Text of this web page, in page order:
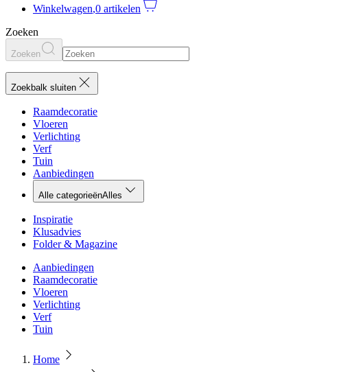
Winkelwagen,0 artikelen
Zoeken
Zoeken
Zoekbalk sluiten
Raamdecoratie
Vloeren
Verlichting
Verf
Tuin
Aanbiedingen
Alle categorieënAlles
Inspiratie
Klusadvies
Folder & Magazine
Aanbiedingen
Raamdecoratie
Vloeren
Verlichting
Verf
Tuin
Home